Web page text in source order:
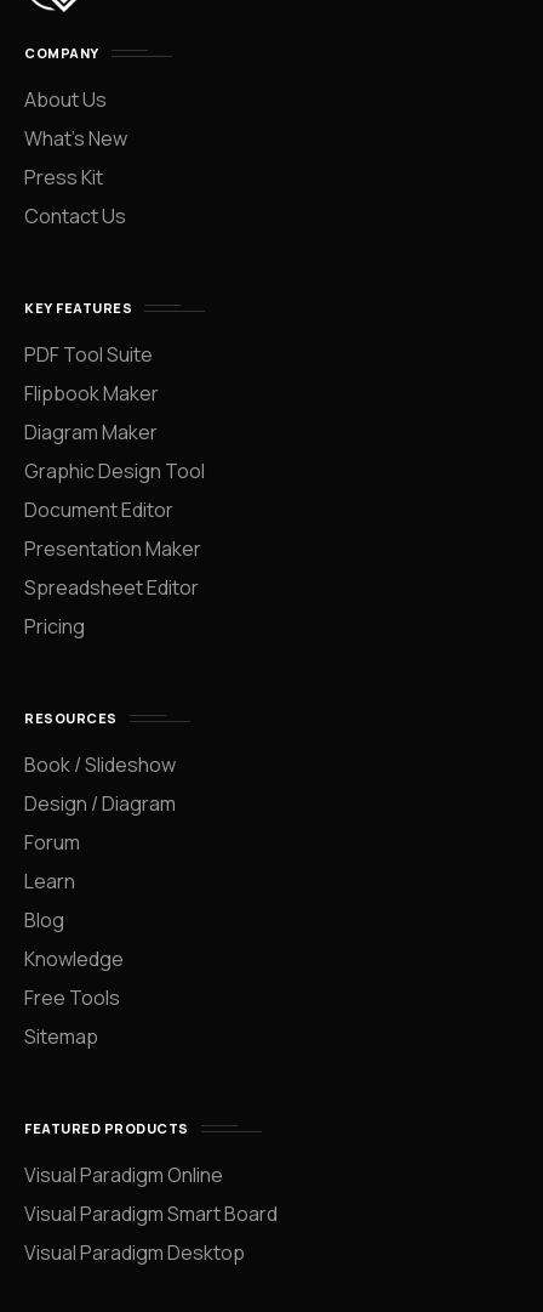
COMPANY
About Us
What’s New
Press Kit
Contact Us
KEY FEATURES
PDF Tool Suite
Flipbook Maker
Diagram Maker
Graphic Design Tool
Document Editor
Presentation Maker
Spreadsheet Editor
Pricing
RESOURCES
Book / Slideshow
Design / Diagram
Forum
Learn
Blog
Knowledge
Free Tools
Sitemap
FEATURED PRODUCTS
Visual Paradigm Online
Visual Paradigm Smart Board
Visual Paradigm Desktop